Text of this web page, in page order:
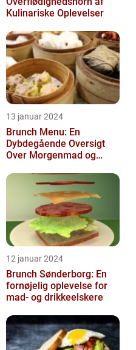
Kulinariske Oplevelser
13 januar 2024
Brunch Menu: En
Dybdegående Oversigt
Over Morgenmad og
12 januar 2024
Brunch Sønderborg: En
fornøjelig oplevelse for
mad- og drikkeelskere